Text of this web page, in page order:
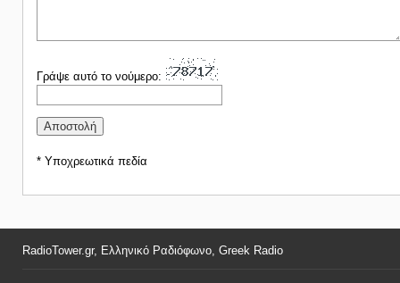
Γράψε αυτό το νούμερο:
* Υποχρεωτικά πεδία
RadioTower.gr, Ελληνικό Ραδιόφωνο, Greek Radio